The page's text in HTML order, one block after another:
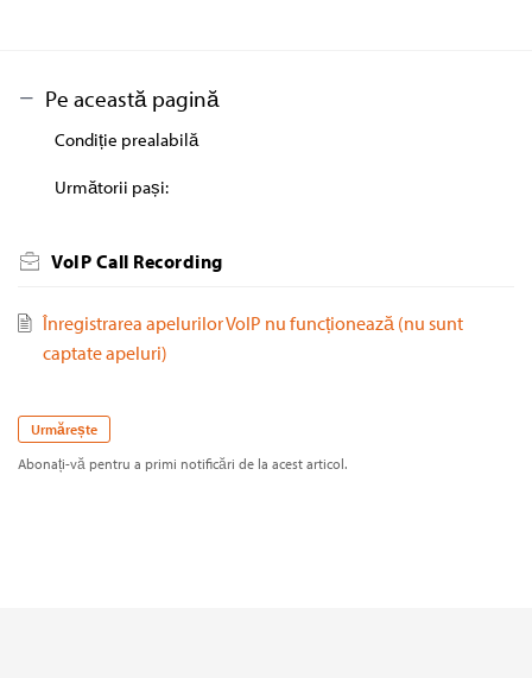
Pe această pagină
Condiție prealabilă
Următorii pași:
Urmărește
Abonați-vă pentru a primi notificări de la acest articol.
VoIP Call Recording
Înregistrarea apelurilor VoIP nu funcționează (nu sunt
captate apeluri)